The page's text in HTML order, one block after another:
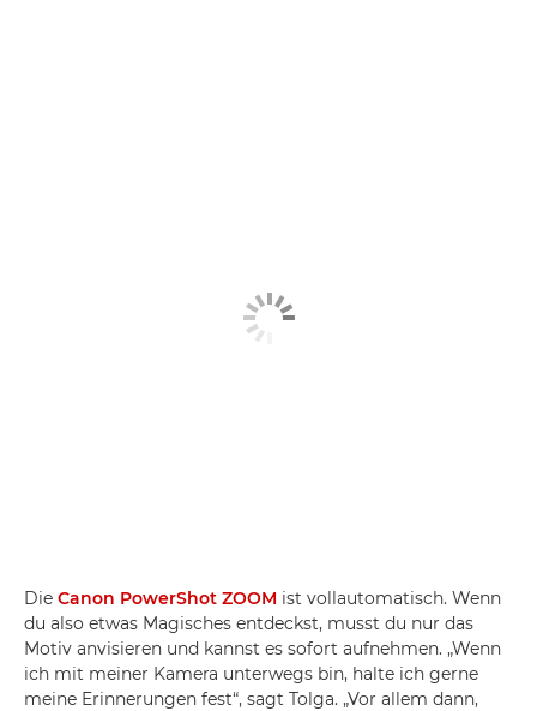
Die Canon PowerShot ZOOM ist vollautomatisch. Wenn
du also etwas Magisches entdeckst, musst du nur das
Motiv anvisieren und kannst es sofort aufnehmen. „Wenn
ich mit meiner Kamera unterwegs bin, halte ich gerne
meine Erinnerungen fest“, sagt Tolga. „Vor allem dann,